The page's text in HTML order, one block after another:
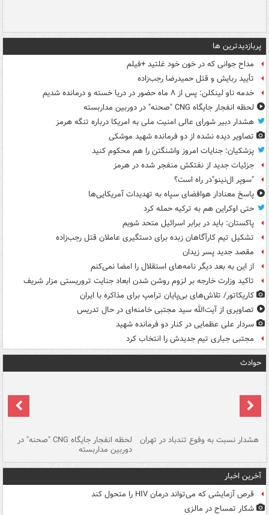
پربازدیدترین ها
مداح جوانی که در خون خود غلتید +فیلم
تأیید ربایش و قتل حمیدرضا رجب‌زاده
خدمه ناو لینکلن: پس از ۸ ماه حضور در دریا خسته و درمانده‌ شدیم
لحظه انفجار جایگاه CNG "صحنه" در دوربین مداربسته
هشدار دبیر شورای عالی امنیت ملی به امریکا درباره تنگه هرمز
تصاویر دیده‌ نشده از دو فرمانده شهید موشکی
پزشکیان: جنایات امروز واشنگتن را هم محکوم کنید
جزئیات جدید از نفتکش منفجر شده در هرمز
"سوپر ال‌نینو"در راه است؟
پاسخ معنادار هوافضای سپاه به تهدیدات آمریکایی‌ها
حتی اوکراین هم به ترکیه حمله کرد
پاکستان: باید در برابر اسرائیل متحد شویم
تشکیل تیم کارآگاهان زبده برای دستگیری عاملان قتل رجب‌زاده
مقصد جدید پسر زیدان
از این به بعد دیگر نامه‌های استقلال را امضا نمی‌کنم
تاکید وزارت خارجه بر لزوم روشن شدن ابعاد جنایت تروریستی مزار شریف
کاریکاتور/ تلاش‌های بی‌پایان ترامپ برای مذاکره با ایران
تصاویری از آیت‌الله سید مجتبی خامنه‌ای در حال تدریس
سردار علی عظمایی در کنار دو فرمانده شهید
مجتبی جباری تیم جدیدش را انتخاب کرد
حوادث
هشدار نسبت به وفوع تندباد در تهران لحظه انفجار جایگاه CNG "صحنه" در
دوربین مداربسته
آخرین اخبار
قرص آزمایشی که می‌تواند درمان HIV را متحول کند
شکار تمساح در مالزی